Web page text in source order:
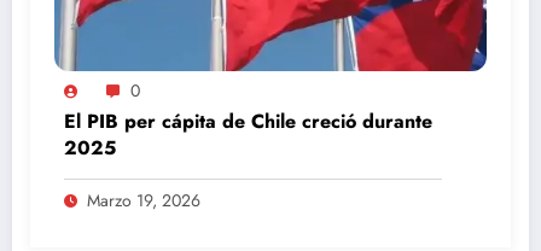
0
El PIB per cápita de Chile creció durante
2025
Marzo 19, 2026